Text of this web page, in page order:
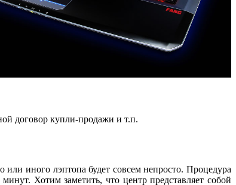
договор купли-продажи и т.п.
иного лэптопа будет совсем непросто. Процедура
Хотим заметить, что центр представляет собой